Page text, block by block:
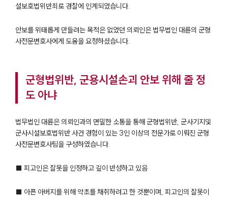
설보호법위반죄로 경찰에 인계되었습니다.
안보를 위태롭게 만들려는 목적은 없었던 의뢰인은 법무법인 대륜의 군형
사전문변호사에게 도움을 요청하셨습니다.
군형법위반, 군용시설손괴 안보 위해 줄 정
도 아냐
법무법인 대륜은 의뢰인과의 면밀한 소통을 통해 군형법위반, 군사기지및
군사시설보호법위반 사건 경험이 있는 3인 이상의 전문가로 이뤄진 군형
사전문변호사팀을 구성하였습니다.
■ 피고인은 잘못을 인정하고 깊이 반성하고 있음
■ 아픈 아버지를 위해 약초를 채취하려고 한 것뿐이며, 피고인의 잘못이